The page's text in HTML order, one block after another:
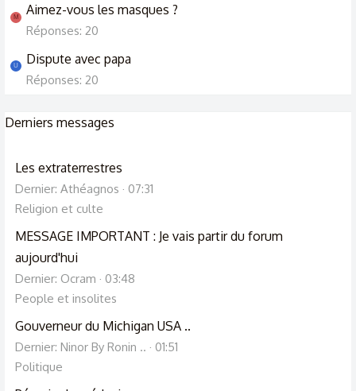
M Aimez-vous les masques ?
Réponses: 20
U Dispute avec papa
Réponses: 20
Derniers messages
Les extraterrestres
Dernier: Athéagnos
07:31
Religion et culte
MESSAGE IMPORTANT : Je vais partir du forum
aujourd'hui
Dernier: Ocram
03:48
People et insolites
Gouverneur du Michigan USA ..
Dernier: Ninor By Ronin ..
01:51
Politique